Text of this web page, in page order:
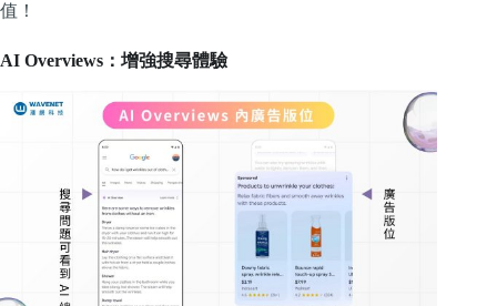
值！
AI Overviews：增強搜尋體驗